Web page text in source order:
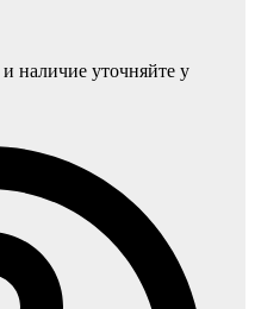
наличие уточняйте у